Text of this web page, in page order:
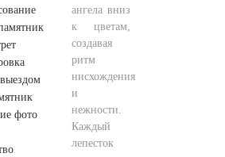
фото
ангела вниз
к цветам,
создавая
ритм
нисхождения
и
нежности.
Каждый
лепесток